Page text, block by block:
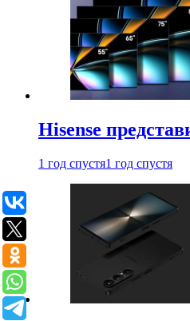
Hisense
1 год спустя1 год спустя